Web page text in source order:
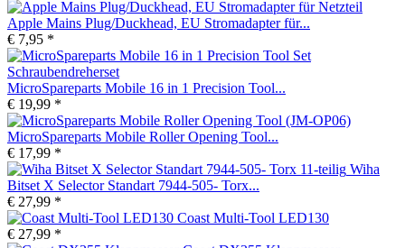
Apple Mains Plug/Duckhead, EU Stromadapter für...
€ 7,95 *
MicroSpareparts Mobile 16 in 1 Precision Tool...
€ 19,99 *
MicroSpareparts Mobile Roller Opening Tool...
€ 17,99 *
Wiha
Bitset X Selector Standart 7944-505- Torx...
€ 27,99 *
Coast Multi-Tool LED130
€ 27,99 *